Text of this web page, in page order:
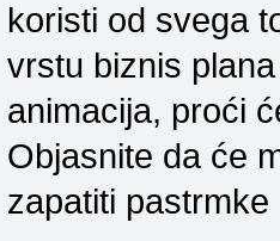
koristi od svega
vrstu biznis
animacija, proći
Objasnite da će
zapatiti pastrmke